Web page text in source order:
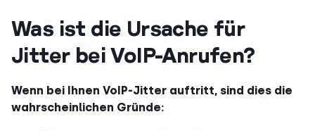
Was ist die Ursache für
Jitter bei VoIP-Anrufen?
Wenn bei Ihnen VoIP-Jitter auftritt, sind dies die
wahrscheinlichen Gründe: